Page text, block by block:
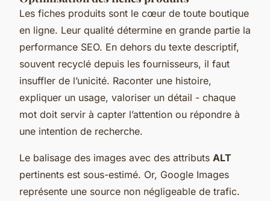
Les fiches produits sont le cœur de toute boutique
en ligne. Leur qualité détermine en grande partie la
performance SEO. En dehors du texte descriptif,
souvent recyclé depuis les fournisseurs, il faut
insuffler de l’unicité. Raconter une histoire,
expliquer un usage, valoriser un détail - chaque
mot doit servir à capter l’attention ou répondre à
une intention de recherche.
Le balisage des images avec des attributs ALT
pertinents est sous-estimé. Or, Google Images
représente une source non négligeable de trafic.